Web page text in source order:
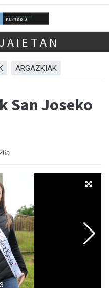
ARGAZKIAK
San Joseko